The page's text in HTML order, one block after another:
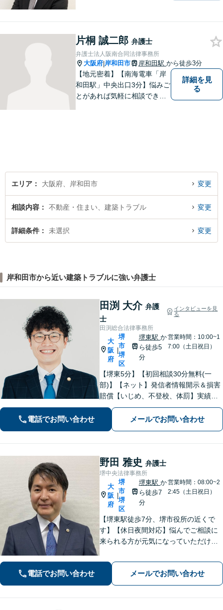
分無料です。
片桐 誠二郎 弁護士
弁護士法人阪南合同法律事務所
大阪府|岸和田市 岸和田駅 から徒歩3分
【地元密着】【南海電車「岸
和田駅」中央出口3分】悩みご
とがあれば気軽に相談でき
詳細を見
る
エリア 大阪府、岸和田市 変更
相談内容 不動産・住まい、建築トラブル 変更
詳細条件 未選択 変更
岸和田市から近い建築トラブルに強い弁護士
田渕 大介 弁護
士
インタビューを見
る
田渕総合法律事務所
大
阪
府
堺
市
堺
区
堺東駅 か
ら徒歩5
分
営業時間：10:00~1
7:00（土日祝日）
【堺東5分】【初回相談30分無料(一
部)】【ネット】発信者情報開示＆損害
賠償【いじめ、不登校、体罰】実績豊
富【離婚問題】不倫・離婚に注力／有
利な条件での慰謝料・離婚【労働問
題】ハラスメント事案の実績／裁判を
電話でお問い合わせ メールでお問い合わせ
野田 雅史 弁護士
堺中央法律事務所
大
阪
府
堺
市
堺
区
堺東駅 か
ら徒歩7
分
営業時間：08:00~2
2:45（土日祝日）
【堺東駅徒歩7分、堺市役所の近くで
す】【休日夜間対応】悩んでご相談に
来られる方が元気になっていただける
に法律相談のご予約についてお問合せ
ください。分野によっては、初回30分
間の無料相談を実施しております。
電話でお問い合わせ メールでお問い合わせ